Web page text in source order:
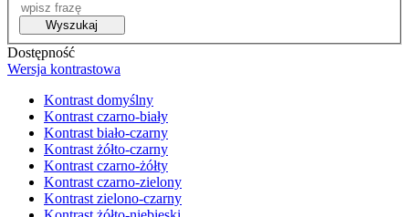
Wyszukaj
Dostępność
Wersja kontrastowa
Kontrast domyślny
Kontrast czarno-biały
Kontrast biało-czarny
Kontrast żółto-czarny
Kontrast czarno-żółty
Kontrast czarno-zielony
Kontrast zielono-czarny